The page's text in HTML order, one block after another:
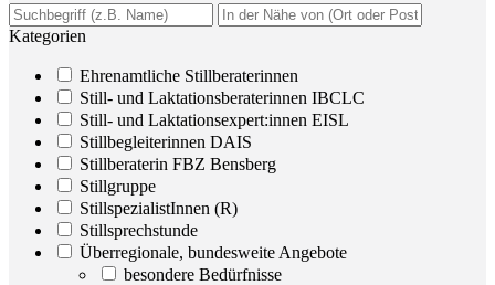
Kategorien
Ehrenamtliche Stillberaterinnen
Still- und Laktationsberaterinnen IBCLC
Still- und Laktationsexpert:innen EISL
Stillbegleiterinnen DAIS
Stillberaterin FBZ Bensberg
Stillgruppe
StillspezialistInnen (R)
Stillsprechstunde
Überregionale, bundesweite Angebote
besondere Bedürfnisse